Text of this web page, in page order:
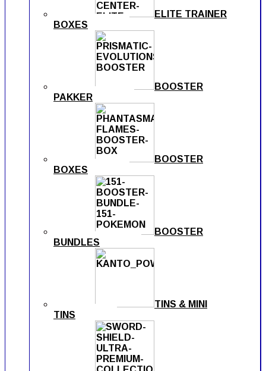
ELITE TRAINER
BOXES
BOOSTER
PAKKER
BOOSTER
BOXES
BOOSTER
BUNDLES
TINS & MINI
TINS